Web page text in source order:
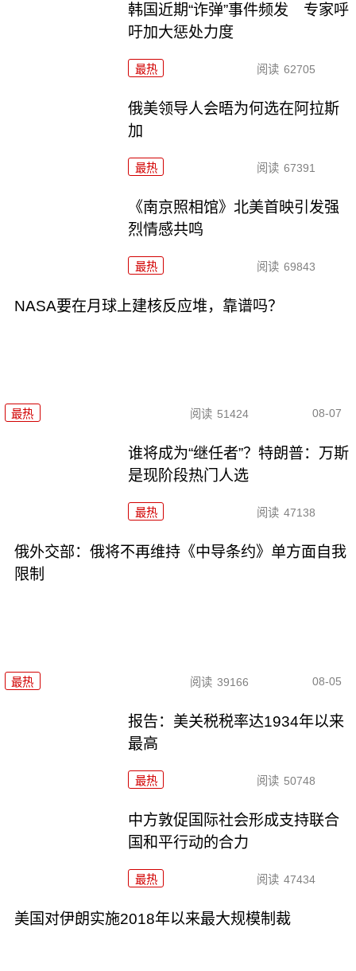
韩国近期“诈弹”事件频发 专家呼
吁加大惩处力度
最热 阅读 62705
俄美领导人会晤为何选在阿拉斯
加
最热 阅读 67391
《南京照相馆》北美首映引发强
烈情感共鸣
最热 阅读 69843
NASA要在月球上建核反应堆，靠谱吗？
最热 阅读 51424 08-07
谁将成为“继任者”？特朗普：万斯
是现阶段热门人选
最热 阅读 47138
俄外交部：俄将不再维持《中导条约》单方面自我
限制
最热 阅读 39166 08-05
报告：美关税税率达1934年以来
最高
最热 阅读 50748
中方敦促国际社会形成支持联合
国和平行动的合力
最热 阅读 47434
美国对伊朗实施2018年以来最大规模制裁